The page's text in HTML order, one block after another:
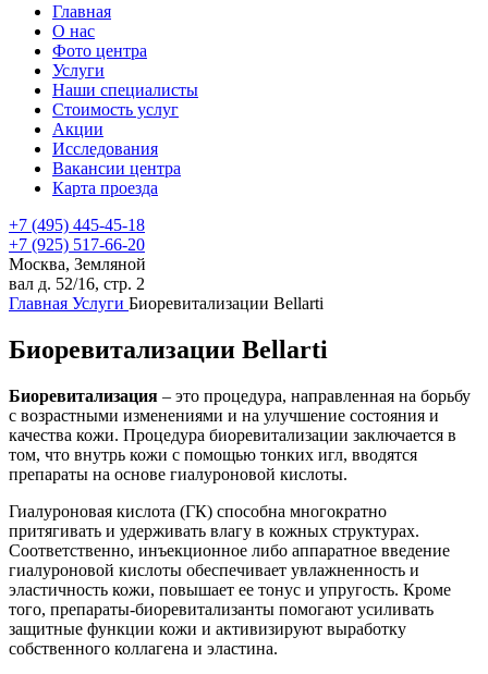
Главная
О нас
Фото центра
Услуги
Наши специалисты
Стоимость услуг
Акции
Исследования
Вакансии центра
Карта проезда
+7 (495) 445-45-18
+7 (925) 517-66-20
Москва, Земляной
вал д. 52/16, стр. 2
Главная Услуги Биоревитализации Bellarti
Биоревитализации Bellarti
Биоревитализация – это процедура, направленная на борьбу
с возрастными изменениями и на улучшение состояния и
качества кожи. Процедура биоревитализации заключается в
том, что внутрь кожи с помощью тонких игл, вводятся
препараты на основе гиалуроновой кислоты.
Гиалуроновая кислота (ГК) способна многократно
притягивать и удерживать влагу в кожных структурах.
Соответственно, инъекционное либо аппаратное введение
гиалуроновой кислоты обеспечивает увлажненность и
эластичность кожи, повышает ее тонус и упругость. Кроме
того, препараты-биоревитализанты помогают усиливать
защитные функции кожи и активизируют выработку
собственного коллагена и эластина.